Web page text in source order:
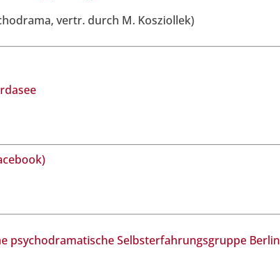
vertr. durch M. Kosziollek)
psychodramatische Selbsterfahrungsgruppe Berlin